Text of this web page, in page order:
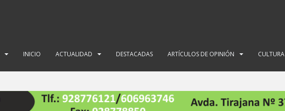
INICIO ACTUALIDAD DESTACADAS ARTÍCULOS DE OPINIÓN CULTURA